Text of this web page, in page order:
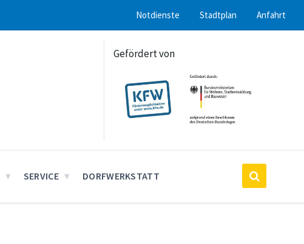
Notdienste Stadtplan Anfahrt
Gefördert von
SERVICE DORFWERKSTATT